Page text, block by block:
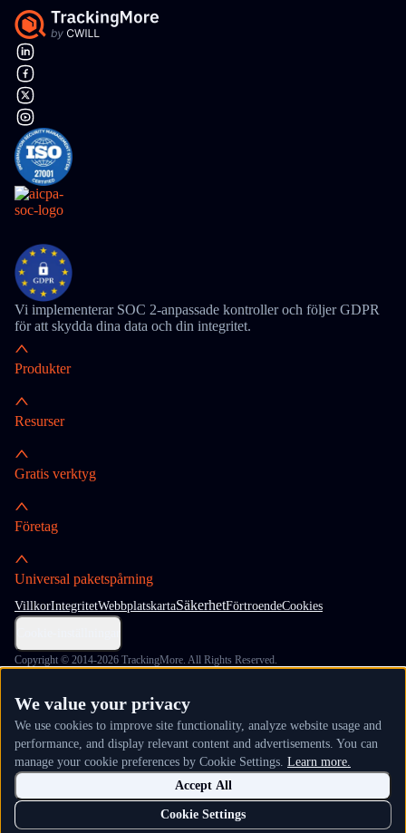
Vi implementerar SOC 2-anpassade kontroller och följer GDPR
för att skydda dina data och din integritet.
Produkter
Resurser
Gratis verktyg
Företag
Universal paketspårning
VillkorIntegritetWebbplatskartaSäkerhetFörtroendeCookies
Copyright © 2014-2026 TrackingMore. All Rights Reserved.
We value your privacy
We use cookies to improve site functionality, analyze website usage and
performance, and display relevant content and advertisements. You can
manage your cookie preferences by Cookie Settings. Learn more.
Cookie Settings
Accept All